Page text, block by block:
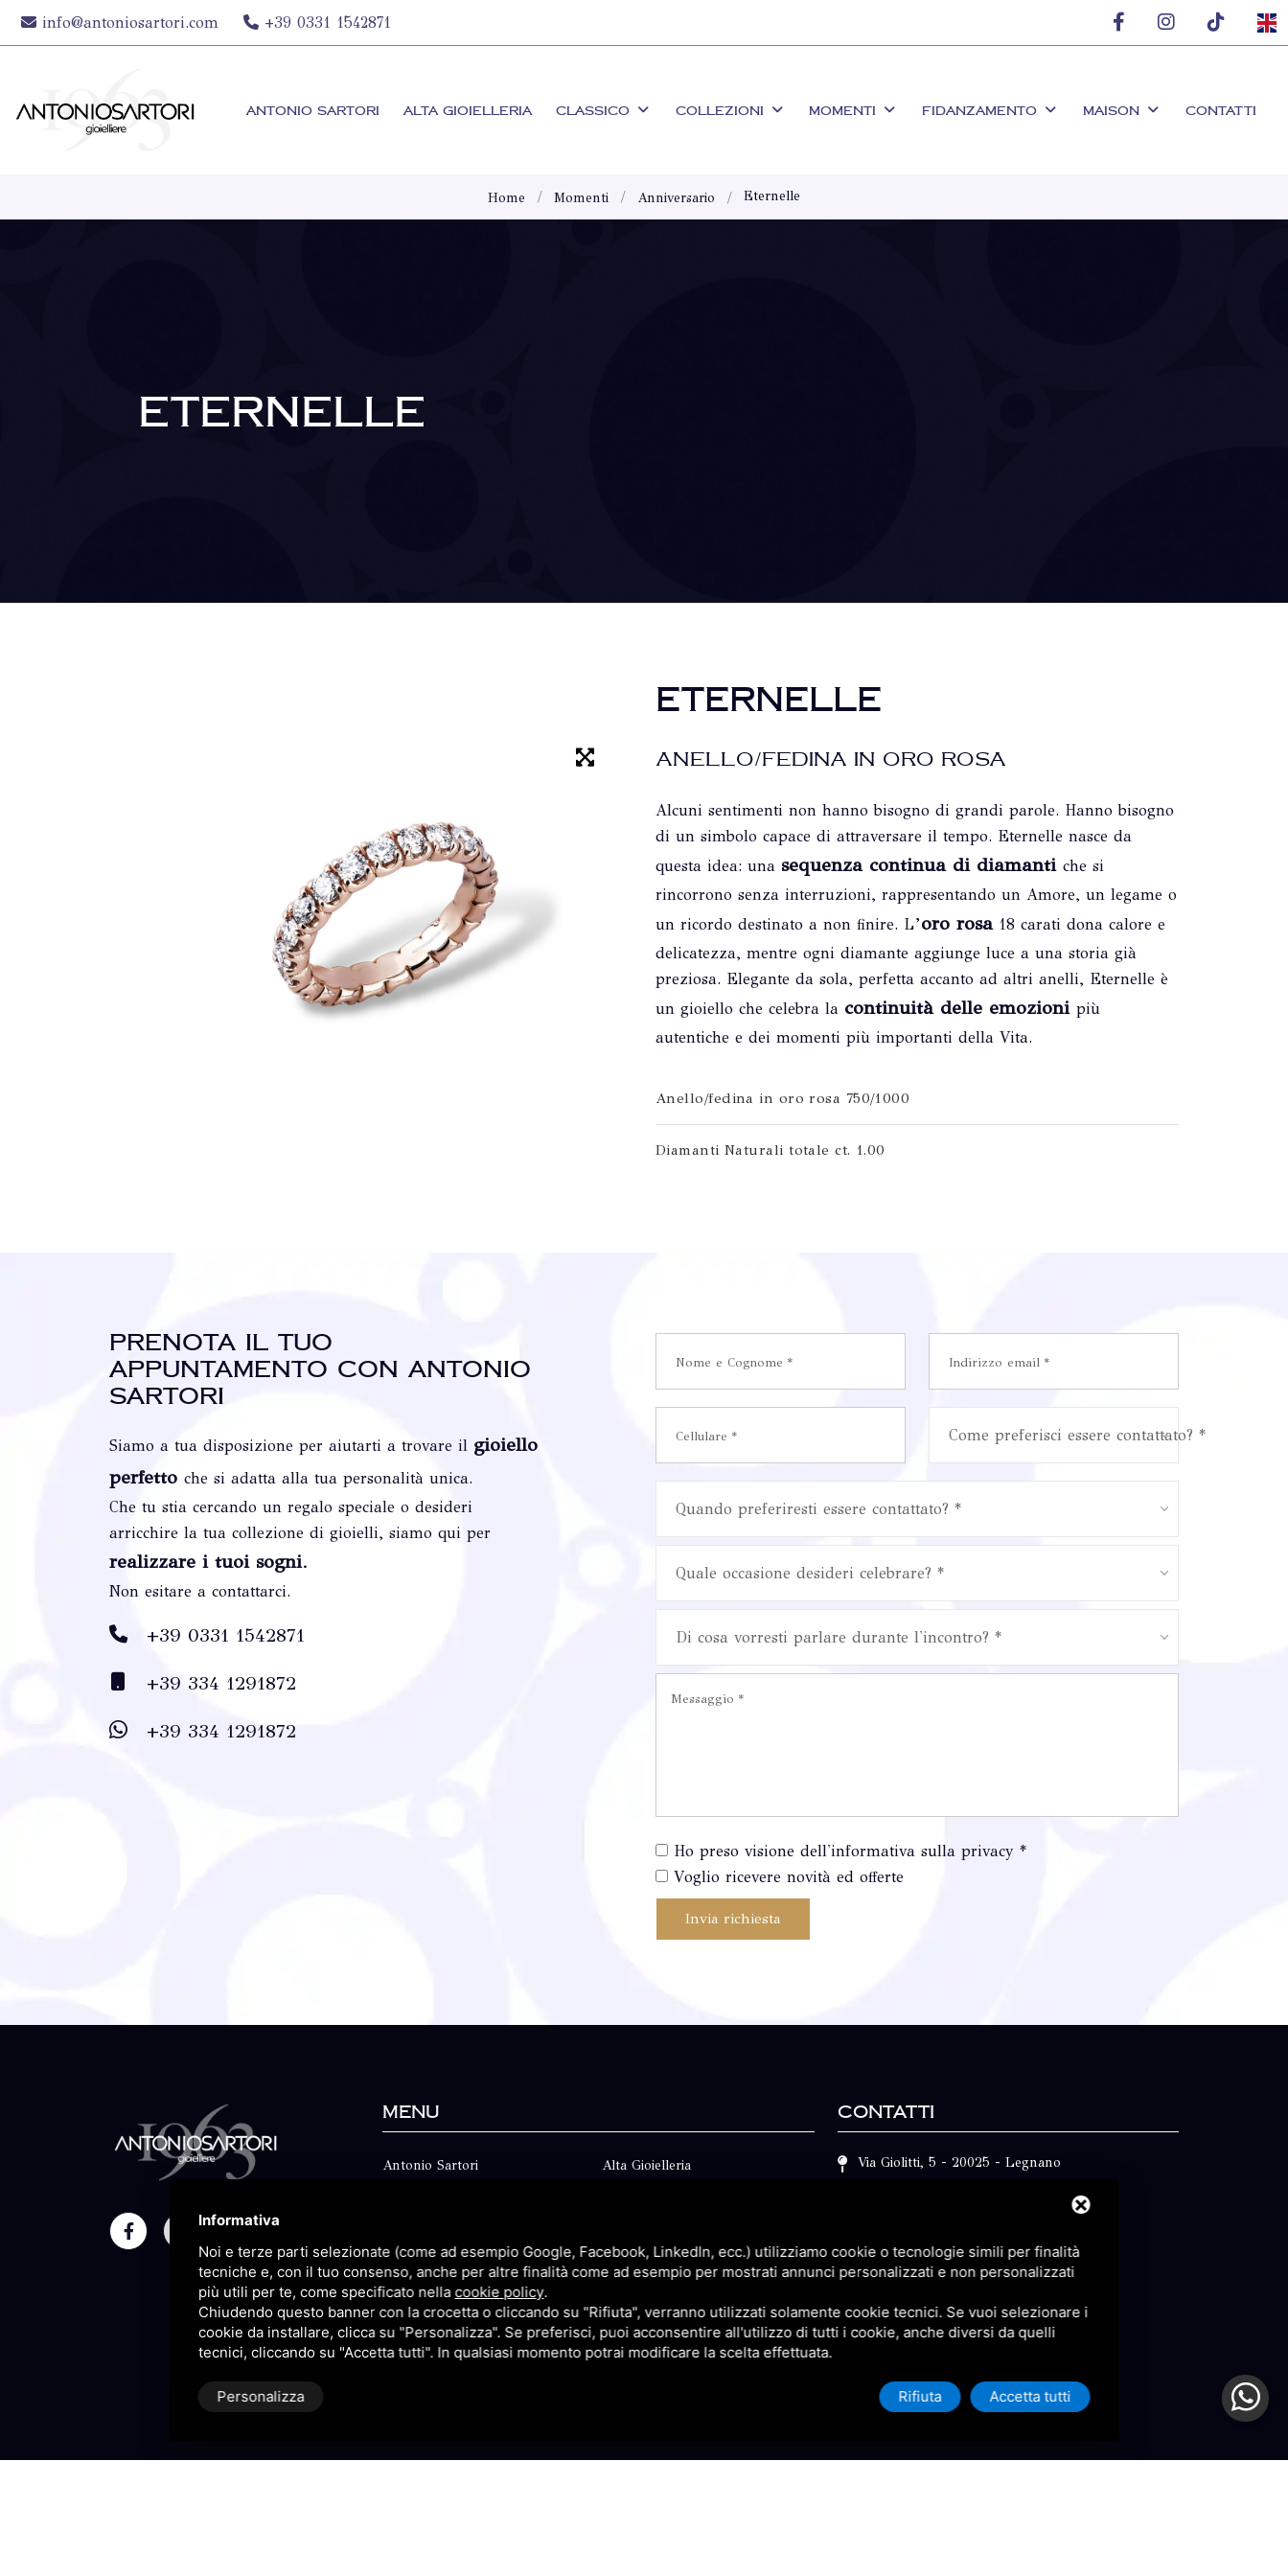
info@antoniosartori.com +39 0331 1542871
ANTONIO SARTORI ALTA GIOIELLERIA CLASSICO COLLEZIONI MOMENTI FIDANZAMENTO MAISON CONTATTI
Home Momenti Anniversario Eternelle
ETERNELLE
ETERNELLE
ANELLO/FEDINA IN ORO ROSA
Alcuni sentimenti non hanno bisogno di grandi parole. Hanno bisogno
di un simbolo capace di attraversare il tempo. Eternelle nasce da
questa idea: una sequenza continua di diamanti che si
rincorrono senza interruzioni, rappresentando un Amore, un legame o
un ricordo destinato a non finire. L’oro rosa18 carati dona calore e
delicatezza, mentre ogni diamante aggiunge luce a una storia già
preziosa. Elegante da sola, perfetta accanto ad altri anelli, Eternelle è
un gioiello che celebra la continuità delle emozioni più
autentiche e dei momenti più importanti della Vita.
Anello/fedina in oro rosa 750/1000
Diamanti Naturali totale ct. 1.00
Prenota il tuo
appuntamento con Antonio
Sartori
Siamo a tua disposizione per aiutarti a trovare il gioiello
perfetto che si adatta alla tua personalità unica.
Che tu stia cercando un regalo speciale o desideri
arricchire la tua collezione di gioielli, siamo qui per
realizzare i tuoi sogni.
Non esitare a contattarci.
+39 0331 1542871
+39 334 1291872
+39 334 1291872
Come preferisci essere contattato? *
Quando preferiresti essere contattato? *
Quale occasione desideri celebrare? *
Di cosa vorresti parlare durante l'incontro? *
Ho preso visione dell'informativa sulla privacy *
Voglio ricevere novità ed offerte
Invia richiesta
Menu
Antonio Sartori Alta Gioielleria
Maison Faq
Blog
Sitemap Privacy
Contatti
Via Giolitti, 5 - 20025 - Legnano
info@antoniosartori.com
Informativa
Noi e terze parti selezionate (come ad esempio Google, Facebook, LinkedIn, ecc.) utilizziamo cookie o tecnologie simili per finalità
tecniche e, con il tuo consenso, anche per altre finalità come ad esempio per mostrati annunci personalizzati e non personalizzati
più utili per te, come specificato nella cookie policy.
Chiudendo questo banner con la crocetta o cliccando su "Rifiuta", verranno utilizzati solamente cookie tecnici. Se vuoi selezionare i
cookie da installare, clicca su "Personalizza". Se preferisci, puoi acconsentire all'utilizzo di tutti i cookie, anche diversi da quelli
tecnici, cliccando su "Accetta tutti". In qualsiasi momento potrai modificare la scelta effettuata.
Personalizza Rifiuta Accetta tutti